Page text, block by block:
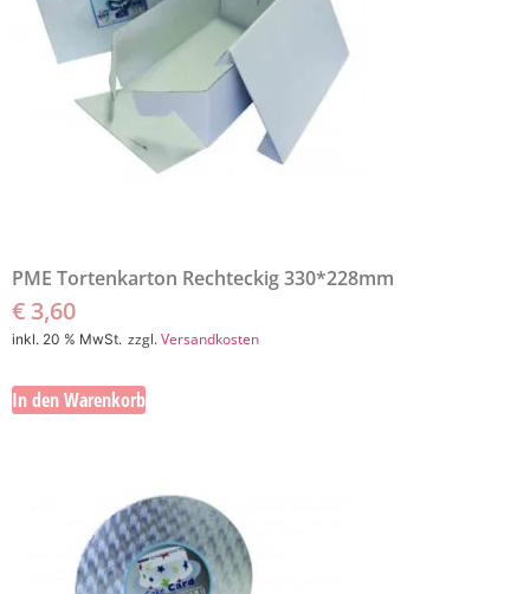
PME Tortenkarton Rechteckig 330*228mm
€ 3,60
inkl. 20 % MwSt. zzgl.Versandkosten
In den Warenkorb